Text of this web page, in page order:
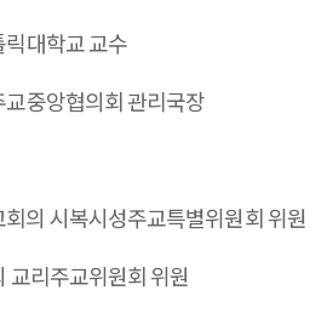
릭대학교 교수
교중앙협의회 관리국장
회의 시복시성주교특별위원회 위원
교리주교위원회 위원